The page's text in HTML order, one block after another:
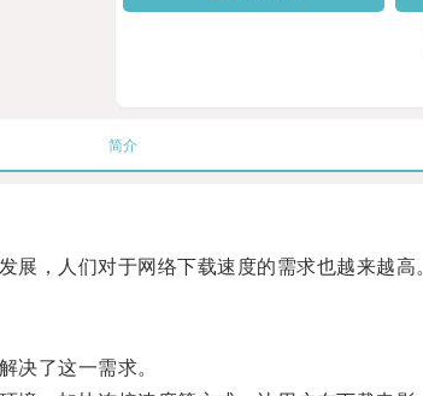
简介
，人们对于网络下载速度的需求也越来越高
了这一需求。